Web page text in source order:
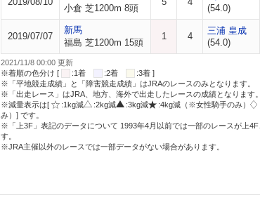
小倉 芝1200m 8頭
(54.0)
2019/07/07
新馬
福島 芝1200m 15頭
1 4
三浦 皇成
(54.0)
2021/11/8 00:00 更新
※着順の色分け [
:1着 :2着
:3着 ]
※「平地競走成績」と「障害競走成績」はJRAのレースのみとなります。
※「出走レース」はJRA、地方、海外で出走したレースの成績となります。
※減量表示は[
:1kg減 :2kg減 :3kg減 :4kg減（※女性騎手のみ）
み）] です。
※「上3F」表記のデータについて 1993年4月以前では一部のレースが上
す。
※JRA主催以外のレースでは一部データがない場合があります。